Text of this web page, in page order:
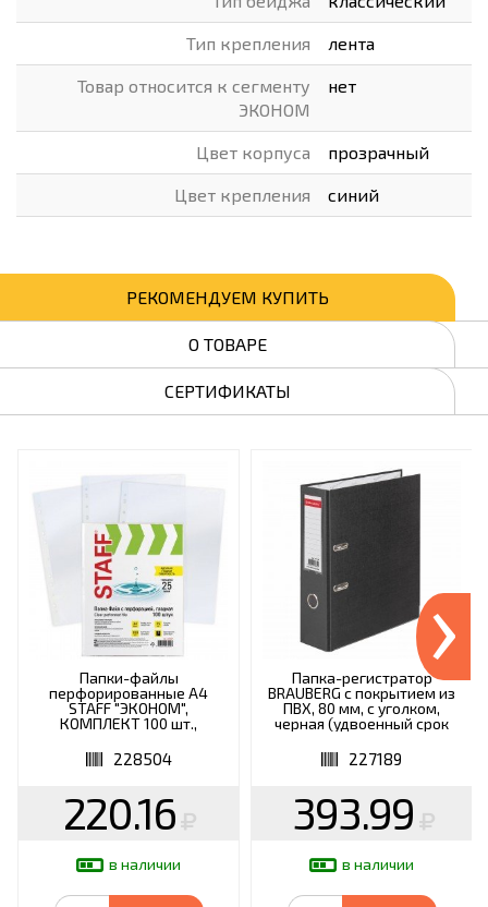
Тип крепления лента
Товар относится к сегменту
ЭКОНОМ
нет
Цвет корпуса прозрачный
Цвет крепления синий
РЕКОМЕНДУЕМ КУПИТЬ
О ТОВАРЕ
СЕРТИФИКАТЫ
Папки-файлы
перфорированные А4
STAFF "ЭКОНОМ",
КОМПЛЕКТ 100 шт.,
228504
220.16
в наличии
Папка-регистратор
BRAUBERG с покрытием из
ПВХ, 80 мм, с уголком,
черная (удвоенный срок
227189
393.99
в наличии
›